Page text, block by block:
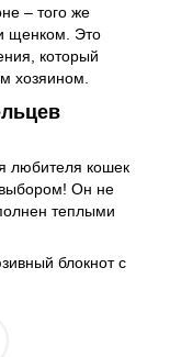
– того же
щенком. Это
который
хозяином.
любителя кошек
выбором! Он не
теплыми
блокнот с